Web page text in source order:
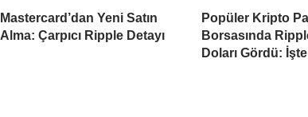
Mastercard’dan Yeni Satın
Alma: Çarpıcı Ripple Detayı
Popüler Kripto
Borsasında
Doları Gördü: